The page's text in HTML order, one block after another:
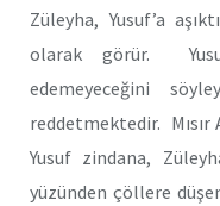
Züleyha, Yusuf’a
olarak görür.
edemeyeceğini
reddetmektedir. Mısır
Yusuf zindana,
yüzünden çöllere